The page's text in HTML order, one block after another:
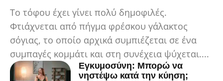
Το τόφου έχει γίνει πολύ δημοφιλές.
Φτιάχνεται από πήγμα φρέσκου γάλακτος
σόγιας, το οποίο αρχικά συμπιέζεται σε ένα
συμπαγές κομμάτι και στη συνέχεια ψύχεται....
Εγκυμοσύνη: Μπορώ να
νηστέψω κατά την κύηση;